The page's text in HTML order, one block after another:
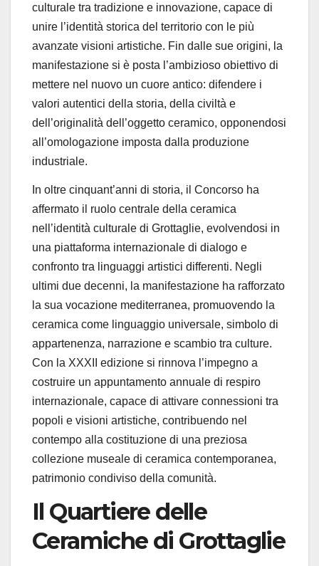
culturale tra tradizione e innovazione, capace di
unire l’identità storica del territorio con le più
avanzate visioni artistiche. Fin dalle sue origini, la
manifestazione si è posta l’ambizioso obiettivo di
mettere nel nuovo un cuore antico: difendere i
valori autentici della storia, della civiltà e
dell’originalità dell’oggetto ceramico, opponendosi
all’omologazione imposta dalla produzione
industriale.
In oltre cinquant’anni di storia, il Concorso ha
affermato il ruolo centrale della ceramica
nell’identità culturale di Grottaglie, evolvendosi in
una piattaforma internazionale di dialogo e
confronto tra linguaggi artistici differenti. Negli
ultimi due decenni, la manifestazione ha rafforzato
la sua vocazione mediterranea, promuovendo la
ceramica come linguaggio universale, simbolo di
appartenenza, narrazione e scambio tra culture.
Con la XXXII edizione si rinnova l’impegno a
costruire un appuntamento annuale di respiro
internazionale, capace di attivare connessioni tra
popoli e visioni artistiche, contribuendo nel
contempo alla costituzione di una preziosa
collezione museale di ceramica contemporanea,
patrimonio condiviso della comunità.
Il Quartiere delle
Ceramiche di Grottaglie